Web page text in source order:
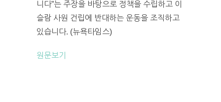
니다”는 주장을 바탕으로 정책을 수립하고 이
슬람 사원 건립에 반대하는 운동을 조직하고
있습니다. (뉴욕타임스)
원문보기